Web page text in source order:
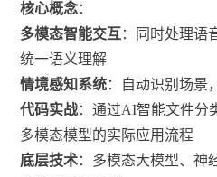
核心概念：
多模态智能交互 ：同时处理语
统一语义理解
情境感知系统：自动识别场景
代码实战：通过AI智能文件分
多模态模型的实际应用流程
底层技术：多模态大模型、神